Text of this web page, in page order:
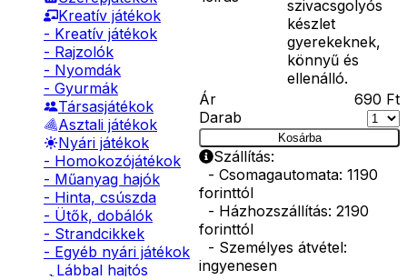
Kreatív játékok
- Kreatív játékok
- Rajzolók
- Nyomdák
- Gyurmák
Társasjátékok
Asztali játékok
Nyári játékok
- Homokozójátékok
- Műanyag hajók
- Hinta, csúszda
- Ütők, dobálók
- Strandcikkek
- Egyéb nyári játékok
Lábbal hajtós
szivacsgolyós
készlet
gyerekeknek,
könnyű és
ellenálló.
Ár
690 Ft
Darab
Kosárba
Szállítás:
- Csomagautomata: 1190
forinttól
- Házhozszállítás: 2190
forinttól
- Személyes átvétel:
ingyenesen